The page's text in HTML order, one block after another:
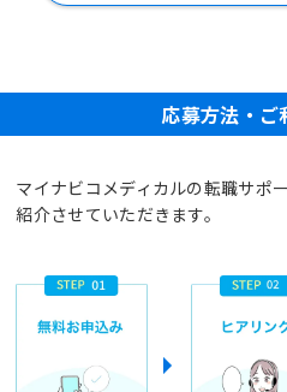
応募方法・ご
マイナビコメディカルの転職サポ
紹介させていただきます。